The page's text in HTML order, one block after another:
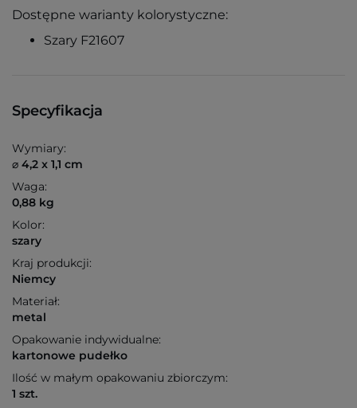
Dostępne warianty kolorystyczne:
Szary F21607
Specyfikacja
Wymiary:
⌀ 4,2 x 1,1 cm
Waga:
0,88 kg
Kolor:
szary
Kraj produkcji:
Niemcy
Materiał:
metal
Opakowanie indywidualne:
kartonowe pudełko
Ilość w małym opakowaniu zbiorczym:
1 szt.